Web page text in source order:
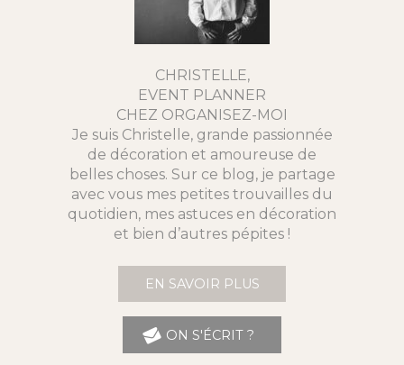
CHRISTELLE,
EVENT PLANNER
CHEZ ORGANISEZ-MOI
Je suis Christelle, grande passionnée
de décoration et amoureuse de
belles choses. Sur ce blog, je partage
avec vous mes petites trouvailles du
quotidien, mes astuces en décoration
et bien d’autres pépites !
EN SAVOIR PLUS
ON S'ÉCRIT ?